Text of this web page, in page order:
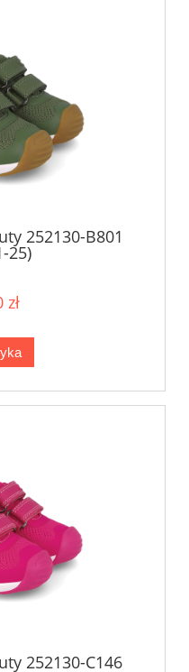
252130-B801
25)
zł
252130-C146